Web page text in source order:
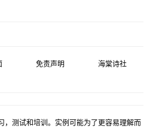
免责声明
海棠诗社
，测试和培训。实例可能为了更容易理解而